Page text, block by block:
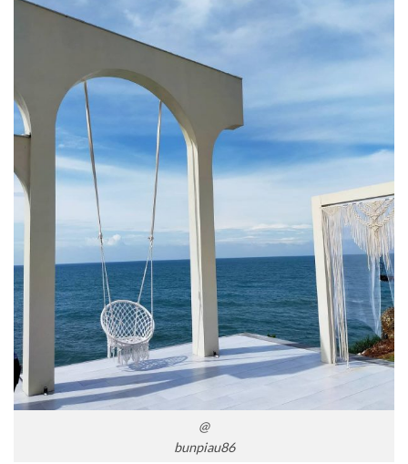
@
bunpiau86